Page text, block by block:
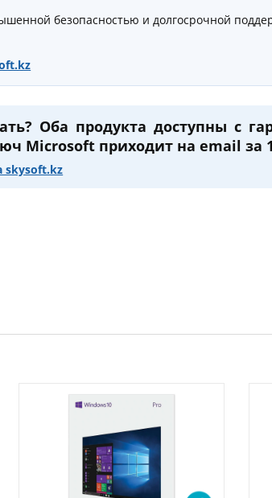
безопасностью и долгосрочной
Оба продукта доступны с
Microsoft приходит на email за
skysoft.kz